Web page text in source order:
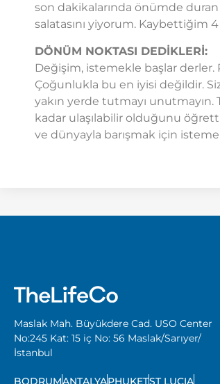
son dakikalarında önümde
salatasını yiyorum.
DÖNÜM NOKTASI DEDİKLERİ:
Değişim, istemekle başlar derler.
Çoğunlukla bu en iyisi değildir.
yakın yerde tutmayı unutmayın.
kadar ulaşılabilir olduğunu
ve dünyayla barışmak için
Maslak Mah. Büyükdere Cad. USO Center
No:245 Kat: 15 iç No: 56 Maslak/Sarıyer/
İstanbul
BODRUMANTALYAPHUKETST LUCIA